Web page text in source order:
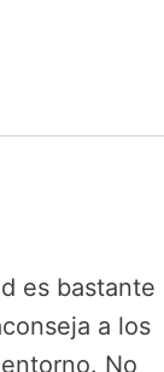
es bastante
a los
No